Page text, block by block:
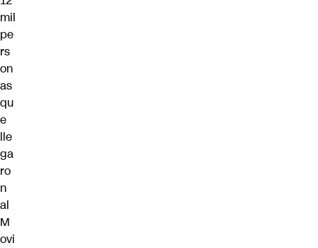
mil
pe
rs
on
as
qu
e
lle
ga
ro
n
al
M
ovi